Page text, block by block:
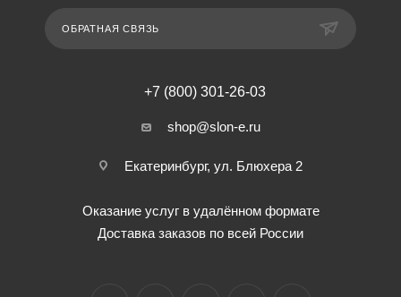
ОБРАТНАЯ СВЯЗЬ
+7 (800) 301-26-03
shop@slon-e.ru
Екатеринбург, ул. Блюхера 2
Оказание услуг в удалённом формате
Доставка заказов по всей России